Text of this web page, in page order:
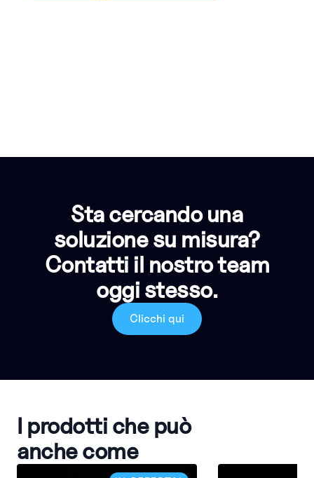
Sta cercando una
soluzione su misura?
Contatti il nostro team
oggi stesso.
Clicchi qui
I prodotti che può
anche come